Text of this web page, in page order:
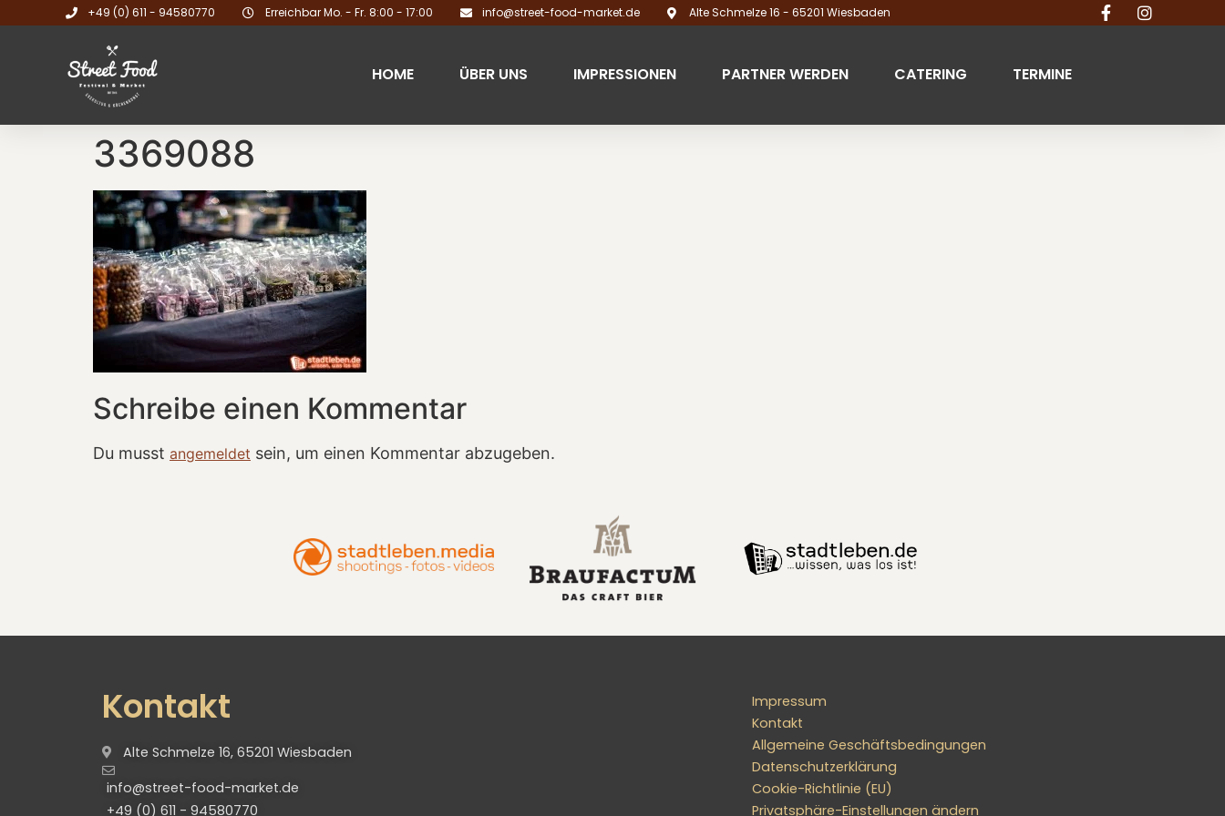
+49 (0) 611 - 94580770 Erreichbar Mo. - Fr. 8:00 - 17:00 info@street-food-market.de Alte Schmelze 16 - 65201 Wiesbaden
HOME ÜBER UNS IMPRESSIONEN PARTNER WERDEN CATERING TERMINE
3369088
Schreibe einen Kommentar
Du musst angemeldet sein, um einen Kommentar abzugeben.
Kontakt
Alte Schmelze 16, 65201 Wiesbaden
info@street-food-market.de
+49 (0) 611 - 94580770
Impressum
Kontakt
Allgemeine Geschäftsbedingungen
Datenschutzerklärung
Cookie-Richtlinie (EU)
Privatsphäre-Einstellungen ändern